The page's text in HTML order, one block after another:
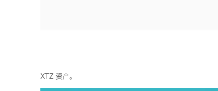
XTZ 资产。